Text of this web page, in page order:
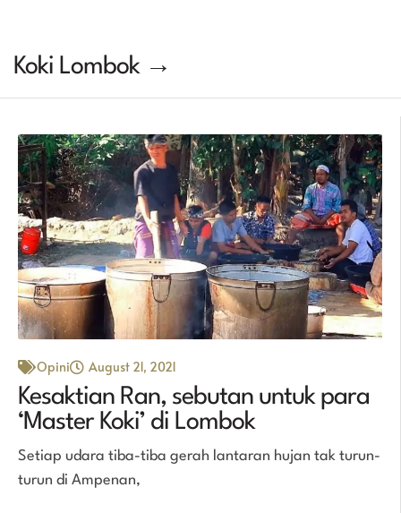
Koki Lombok →
Opini August 21, 2021
Kesaktian Ran, sebutan untuk para
‘Master Koki’ di Lombok
Setiap udara tiba-tiba gerah lantaran hujan tak turun-
turun di Ampenan,